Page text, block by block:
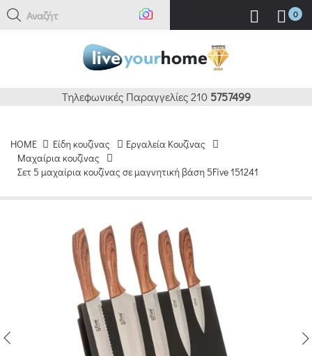
Αναζήτηση 0
Τηλεφωνικές Παραγγελίες 210 5757499
HOME Είδη κουζίνας
Εργαλεία Κουζίνας
Μαχαίρια κουζίνας
Σετ 5 μαχαίρια κουζίνας σε μαγνητική βάση 5Five 151241